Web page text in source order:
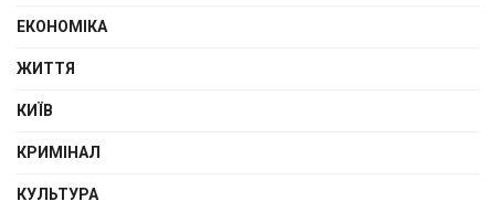
ЕКОНОМІКА
ЖИТТЯ
КИЇВ
КРИМІНАЛ
КУЛЬТУРА